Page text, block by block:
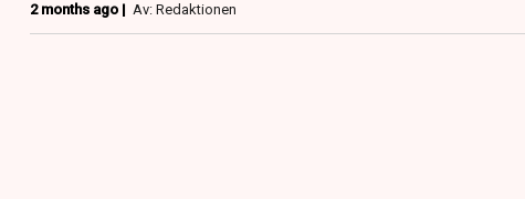
2 months ago | Av: Redaktionen